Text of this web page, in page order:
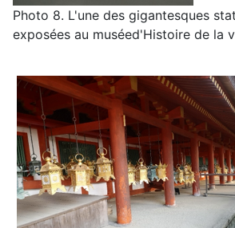
Photo 8. L'une des gigantesques
exposées au muséed'Histoire de la